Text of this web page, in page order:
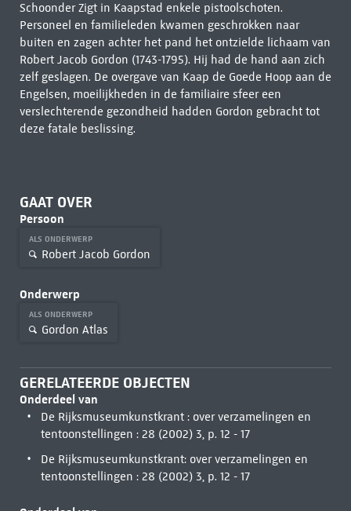
Schoonder Zigt in Kaapstad enkele pistoolschoten.
Personeel en familieleden kwamen geschrokken naar
buiten en zagen achter het pand het ontzielde lichaam van
Robert Jacob Gordon (1743-1795). Hij had de hand aan zich
zelf geslagen. De overgave van Kaap de Goede Hoop aan de
Engelsen, moeilijkheden in de familiaire sfeer een
verslechterende gezondheid hadden Gordon gebracht tot
deze fatale beslissing.
GAAT OVER
Persoon
ALS ONDERWERP
Robert Jacob Gordon
Onderwerp
ALS ONDERWERP
Gordon Atlas
GERELATEERDE OBJECTEN
Onderdeel van
De Rijksmuseumkunstkrant : over verzamelingen en
tentoonstellingen : 28 (2002) 3, p. 12 - 17
De Rijksmuseumkunstkrant: over verzamelingen en
tentoonstellingen : 28 (2002) 3, p. 12 - 17